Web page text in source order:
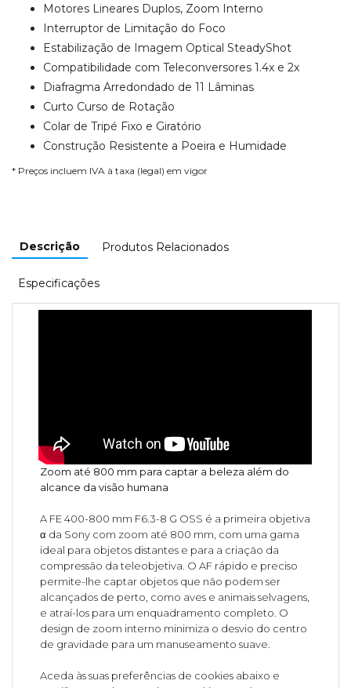
Motores Lineares Duplos, Zoom Interno
Interruptor de Limitação do Foco
Estabilização de Imagem Optical SteadyShot
Compatibilidade com Teleconversores 1.4x e 2x
Diafragma Arredondado de 11 Lâminas
Curto Curso de Rotação
Colar de Tripé Fixo e Giratório
Construção Resistente a Poeira e Humidade
* Preços incluem IVA à taxa (legal) em vigor
Descrição Produtos Relacionados
Especificações
Zoom até 800 mm para captar a beleza além do
alcance da visão humana
A FE 400-800 mm F6.3-8 G OSS é a primeira objetiva
α da Sony com zoom até 800 mm, com uma gama
ideal para objetos distantes e para a criação da
compressão da teleobjetiva. O AF rápido e preciso
permite-lhe captar objetos que não podem ser
alcançados de perto, como aves e animais selvagens,
e atraí-los para um enquadramento completo. O
design de zoom interno minimiza o desvio do centro
de gravidade para um manuseamento suave.
Aceda às suas preferências de cookies abaixo e